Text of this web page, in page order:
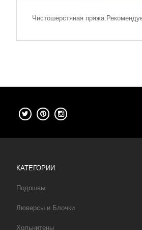
Чистошерстяная
КАТЕГОРИИ
Подошвы
Люверсы и Блочки
Хольнитены